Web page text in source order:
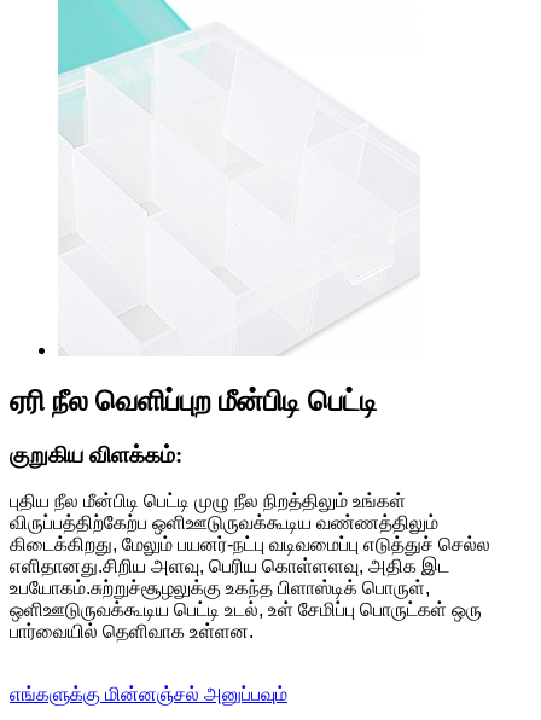
ஏரி நீல வெளிப்புற மீன்பிடி பெட்டி
குறுகிய விளக்கம்:
புதிய நீல மீன்பிடி பெட்டி முழு நீல நிறத்திலும் உங்கள்
விருப்பத்திற்கேற்ப ஒளிஊடுருவக்கூடிய வண்ணத்திலும்
கிடைக்கிறது, மேலும் பயனர்-நட்பு வடிவமைப்பு எடுத்துச் செல்ல
எளிதானது.சிறிய அளவு, பெரிய கொள்ளளவு, அதிக இட
உபயோகம்.சுற்றுச்சூழலுக்கு உகந்த பிளாஸ்டிக் பொருள்,
ஒளிஊடுருவக்கூடிய பெட்டி உடல், உள் சேமிப்பு பொருட்கள் ஒரு
பார்வையில் தெளிவாக உள்ளன.
எங்களுக்கு மின்னஞ்சல் அனுப்பவும்